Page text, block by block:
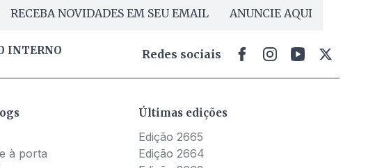
RECEBA NOVIDADES EM SEU EMAIL ANUNCIE AQUI
INTERNO Redes sociais
à porta
Últimas edições
Edição 2665
Edição 2664